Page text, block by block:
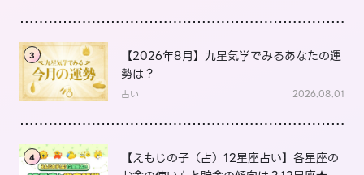
3
【2026年8月】九星気学でみるあなたの運
勢は？
占い 2026.08.01
4
【えもじの子（占）12星座占い】各星座の